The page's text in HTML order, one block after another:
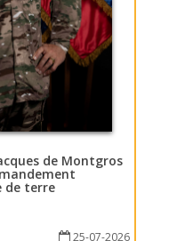
de Montgros
de terre
25-07-2026